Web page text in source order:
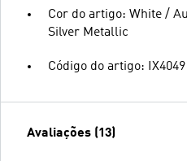
Cor do artigo: White /
Silver Metallic
Código do artigo: IX4049
Avaliações (13)